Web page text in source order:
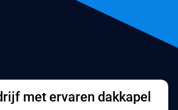
met ervaren dakkapel